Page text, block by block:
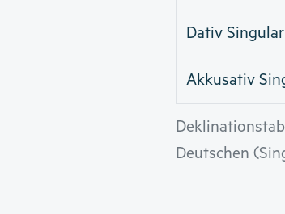
Deutschen
Dativ Singular
Akkusativ